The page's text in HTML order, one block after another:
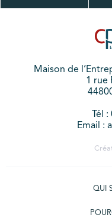
Maison de
1 rue
Tél
Email :
QUI